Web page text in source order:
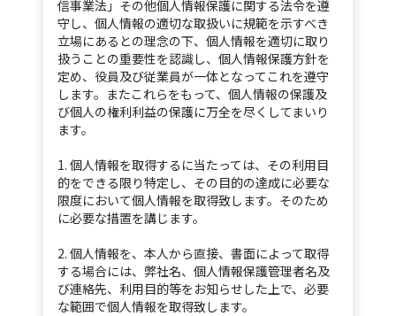
service
FULLTIME
CLOUD OFFER
WEB SOLUTION
recruit
ENTRY
Wantedly
信事業法」その他個人情報保護に関する法令を遵
守し、個人情報の適切な取扱いに規範を示すべき
立場にあるとの理念の下、個人情報を適切に取り
扱うことの重要性を認識し、個人情報保護方針を
定め、役員及び従業員が一体となってこれを遵守
します。またこれらをもって、個人情報の保護及
び個人の権利利益の保護に万全を尽くしてまいり
ます。
1. 個人情報を取得するに当たっては、その利用目
的をできる限り特定し、その目的の達成に必要な
限度において個人情報を取得致します。そのため
に必要な措置を講じます。
2. 個人情報を、本人から直接、書面によって取得
する場合には、弊社名、個人情報保護管理者名及
び連絡先、利用目的等をお知らせした上で、必要
な範囲で個人情報を取得致します。